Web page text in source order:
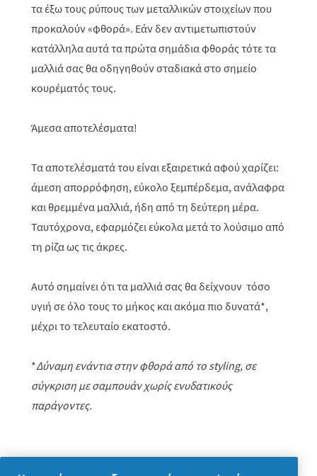
τα έξω τους ρύπους των μεταλλικών στοιχείων που
προκαλούν «φθορά». Εάν δεν αντιμετωπιστούν
κατάλληλα αυτά τα πρώτα σημάδια φθοράς τότε τα
μαλλιά σας θα οδηγηθούν σταδιακά στο σημείο
κουρέματός τους.
Άμεσα αποτελέσματα!
Τα αποτελέσματά του είναι εξαιρετικά αφού χαρίζει:
άμεση απορρόφηση, εύκολο ξεμπέρδεμα, ανάλαφρα
και θρεμμένα μαλλιά, ήδη από τη δεύτερη μέρα.
Ταυτόχρονα, εφαρμόζει εύκολα μετά το λούσιμο από
τη ρίζα ως τις άκρες.
Αυτό σημαίνει ότι τα μαλλιά σας θα δείχνουν τόσο
υγιή σε όλο τους το μήκος και ακόμα πιο δυνατά*,
μέχρι το τελευταίο εκατοστό.
*Δύναμη ενάντια στην φθορά από το styling, σε
σύγκριση με σαμπουάν χωρίς ενυδατικούς
παράγοντες.